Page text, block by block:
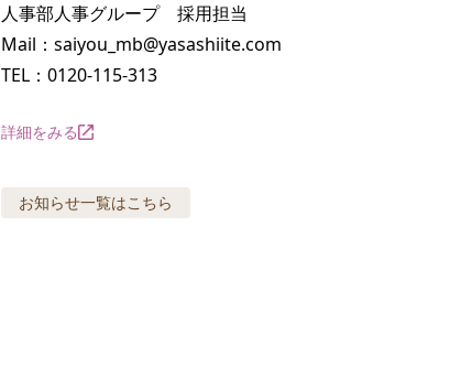
人事部人事グループ　採用担当
Mail：saiyou_mb@yasashiite.com
TEL：0120-115-313
詳細をみる
お知らせ一覧はこちら